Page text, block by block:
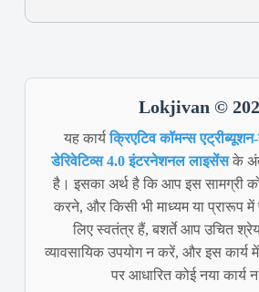
Lokjivan ©
यह कार्यक्रिएटिव कॉमन्स
डेरिवेटिव्स 4.0 इंटरनेशनल लाइसेंसके
है। इसका अर्थ है कि आप इस सामग्री
करने, और किसी भी माध्यम या प्रारूप में
लिए स्वतंत्र हैं, बशर्ते आप उचित
व्यावसायिक उपयोग न करें, और इस कार्य में
पर आधारित कोई नया कार्य